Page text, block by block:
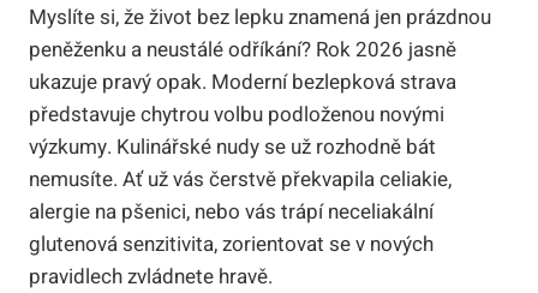
Myslíte si, že život bez lepku znamená jen prázdnou
peněženku a neustálé odříkání? Rok 2026 jasně
ukazuje pravý opak. Moderní bezlepková strava
představuje chytrou volbu podloženou novými
výzkumy. Kulinářské nudy se už rozhodně bát
nemusíte. Ať už vás čerstvě překvapila celiakie,
alergie na pšenici, nebo vás trápí neceliakální
glutenová senzitivita, zorientovat se v nových
pravidlech zvládnete hravě.